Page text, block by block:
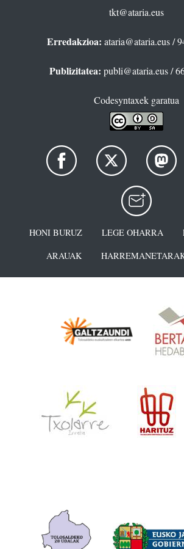
tkt@ataria.eus
Erredakzioa: ataria@ataria.eus/
Publizitatea: publi@ataria.eus/
Codesyntaxek garatua
HONI BURUZ LEGE OHARRA
ARAUAK